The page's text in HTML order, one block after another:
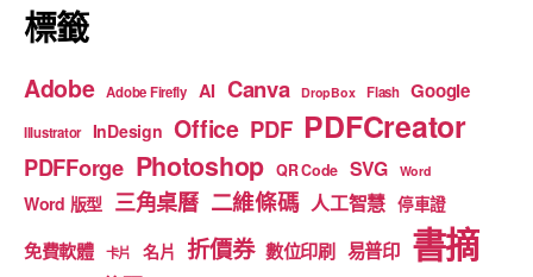
標籤
Adobe Adobe Firefly AI Canva DropBox Flash Google
Illustrator InDesign Office PDF PDFCreator
PDFForge Photoshop QR Code SVG Word
Word 版型 三角桌曆 二維條碼 人工智慧 停車證
免費軟體 卡片 名片 折價券 數位印刷 易普印 書摘